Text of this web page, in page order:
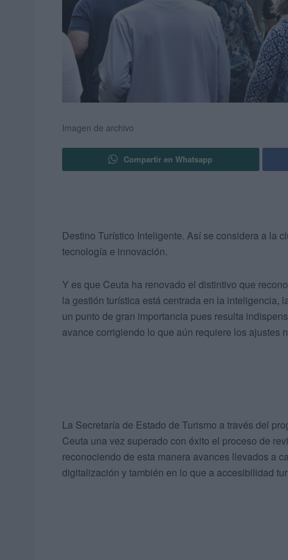
Imagen de archivo
Compartir en Whatsapp
Destino Turístico Inteligente. Así se considera a la
tecnología e innovación.
Y es que Ceuta ha renovado el distintivo que
la gestión turística está centrada en la inteligencia,
un punto de gran importancia pues resulta
avance corrigiendo lo que aún requiere los ajustes
La Secretaría de Estado de Turismo a través del
Ceuta una vez superado con éxito el proceso de
reconociendo de esta manera avances llevados a
digitalización y también en lo que a accesibilidad